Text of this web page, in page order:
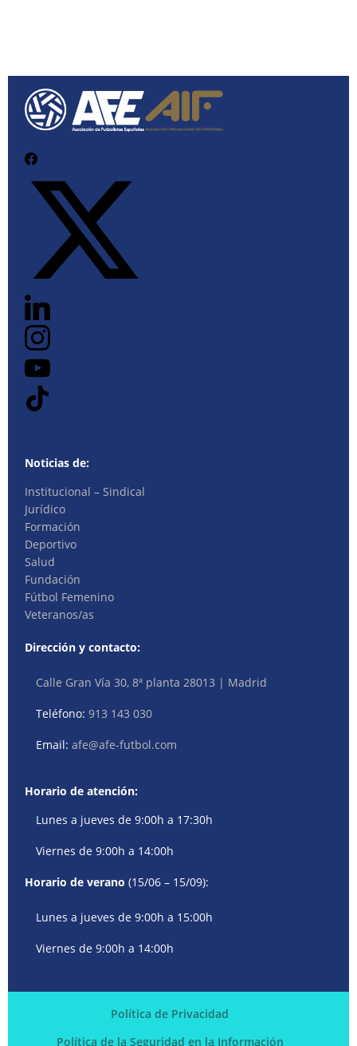
Noticias de:
Institucional – Sindical
Jurídico
Formación
Deportivo
Salud
Fundación
Fútbol Femenino
Veteranos/as
Dirección y contacto:
Calle Gran Vía 30, 8ª planta 28013 | Madrid
Teléfono:913 143 030
Email:afe@afe-futbol.com
Horario de atención:
Lunes a jueves de 9:00h a 17:30h
Viernes de 9:00h a 14:00h
Horario de verano (15/06 – 15/09):
Lunes a jueves de 9:00h a 15:00h
Viernes de 9:00h a 14:00h
Política de Privacidad
Política de la Seguridad en la Información